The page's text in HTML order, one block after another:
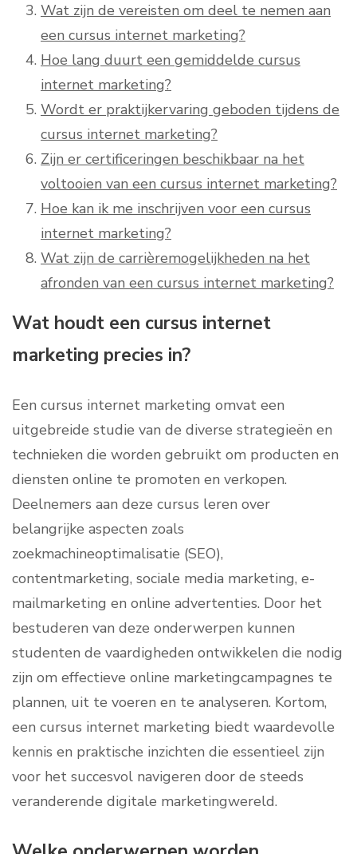
Wat zijn de vereisten om deel te nemen aan
een cursus internet marketing?
Hoe lang duurt een gemiddelde cursus
internet marketing?
Wordt er praktijkervaring geboden tijdens de
cursus internet marketing?
Zijn er certificeringen beschikbaar na het
voltooien van een cursus internet marketing?
Hoe kan ik me inschrijven voor een cursus
internet marketing?
Wat zijn de carrièremogelijkheden na het
afronden van een cursus internet marketing?
Wat houdt een cursus internet
marketing precies in?
Een cursus internet marketing omvat een
uitgebreide studie van de diverse strategieën en
technieken die worden gebruikt om producten en
diensten online te promoten en verkopen.
Deelnemers aan deze cursus leren over
belangrijke aspecten zoals
zoekmachineoptimalisatie (SEO),
contentmarketing, sociale media marketing, e-
mailmarketing en online advertenties. Door het
bestuderen van deze onderwerpen kunnen
studenten de vaardigheden ontwikkelen die nodig
zijn om effectieve online marketingcampagnes te
plannen, uit te voeren en te analyseren. Kortom,
een cursus internet marketing biedt waardevolle
kennis en praktische inzichten die essentieel zijn
voor het succesvol navigeren door de steeds
veranderende digitale marketingwereld.